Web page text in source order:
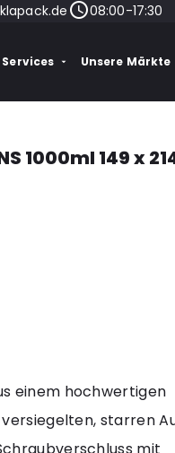
08:00-17:30
Services Unsere Märkte
1000ml 149 x
einem hochwertigen
starren